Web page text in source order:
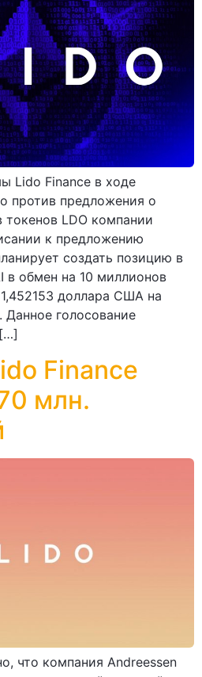
Lido Finance в ходе
против предложения о
LDO компании
к предложению
создать позицию в
в обмен на 10 миллионов
доллара США на
голосование
Finance
млн.
что компания Andreessen